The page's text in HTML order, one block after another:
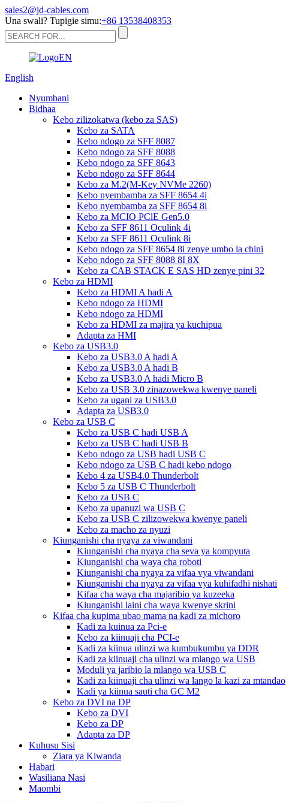
sales2@jd-cables.com
Una swali? Tupigie simu:+86 13538408353
English
Nyumbani
Bidhaa
Kebo zilizokatwa (kebo za SAS)
Kebo za SATA
Kebo ndogo za SFF 8087
Kebo ndogo za SFF 8088
Kebo ndogo za SFF 8643
Kebo ndogo za SFF 8644
Kebo za M.2(M-Key NVMe 2260)
Kebo nyembamba za SFF 8654 4i
Kebo nyembamba za SFF 8654 8i
Kebo za MCIO PClE Gen5.0
Kebo za SFF 8611 Oculink 4i
Kebo za SFF 8611 Oculink 8i
Kebo ndogo za SFF 8654 8i zenye umbo la chini
Kebo ndogo za SFF 8088 8I 8X
Kebo za CAB STACK E SAS HD zenye pini 32
Kebo za HDMI
Kebo za HDMI A hadi A
Kebo ndogo za HDMI
Kebo ndogo za HDMI
Kebo za HDMI za majira ya kuchipua
Adapta za HMI
Kebo za USB3.0
Kebo za USB3.0 A hadi A
Kebo za USB3.0 A hadi B
Kebo za USB3.0 A hadi Micro B
Kebo za USB 3.0 zinazowekwa kwenye paneli
Kebo za ugani za USB3.0
Adapta za USB3.0
Kebo za USB C
Kebo za USB C hadi USB A
Kebo za USB C hadi USB B
Kebo ndogo za USB hadi USB C
Kebo ndogo za USB C hadi kebo ndogo
Kebo 4 za USB4.0 Thunderbolt
Kebo 5 za USB C Thunderbolt
Kebo za USB C
Kebo za upanuzi wa USB C
Kebo za USB C zilizowekwa kwenye paneli
Kebo za macho za nyuzi
Kiunganishi cha nyaya za viwandani
Kiunganishi cha nyaya cha seva ya kompyuta
Kiunganishi cha waya cha roboti
Kiunganishi cha nyaya za vifaa vya viwandani
Kiunganishi cha nyaya za vifaa vya kuhifadhi nishati
Kifaa cha waya cha majaribio ya kuzeeka
Kiunganishi laini cha waya kwenye skrini
Kifaa cha kupima ubao mama na kadi za michoro
Kadi za kuinua za Pci-e
Kebo za kiinuaji cha PCI-e
Kadi za kiinua ulinzi wa kumbukumbu ya DDR
Kadi za kiinuaji cha ulinzi wa mlango wa USB
Moduli ya jaribio la mlango wa USB C
Kadi za kiinuaji cha ulinzi wa lango la kazi za mtandao
Kadi ya kiinua sauti cha GC M2
Kebo za DVI na DP
Kebo za DVI
Kebo za DP
Adapta za DP
Kuhusu Sisi
Ziara ya Kiwanda
Habari
Wasiliana Nasi
Maombi